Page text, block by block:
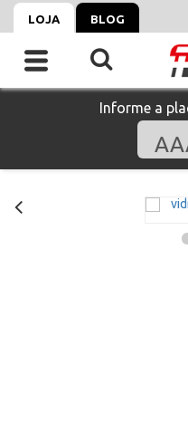
LOJA BLOG
Informe a